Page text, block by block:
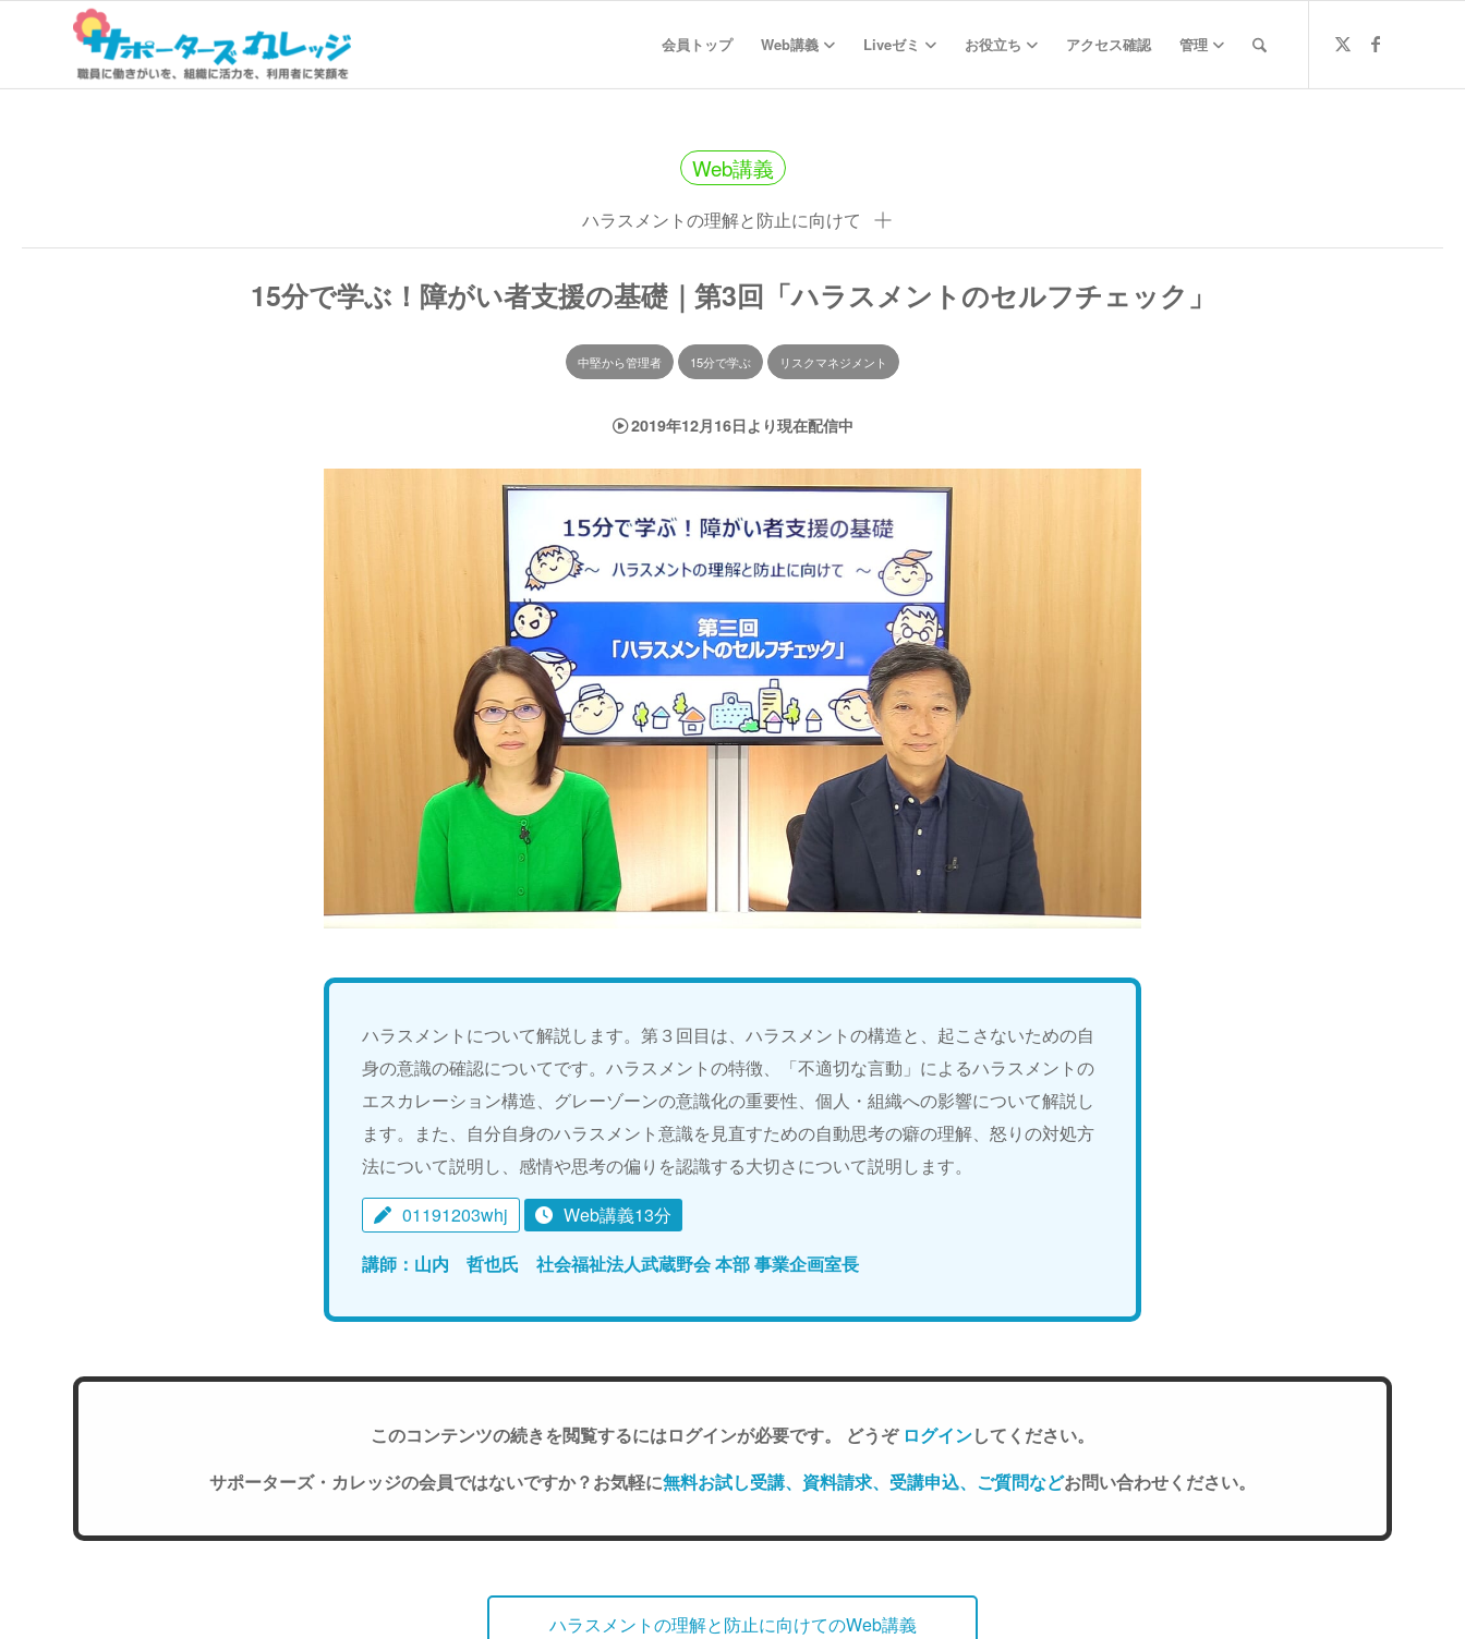
会員トップ Web講義 Liveゼミ お役立ち アクセス確認 管理
Web講義
ハラスメントの理解と防止に向けて
15分で学ぶ！障がい者支援の基礎｜第3回「ハラスメントのセルフチェック」
中堅から管理者 15分で学ぶ リスクマネジメント
2019年12月16日より現在配信中
ハラスメントについて解説します。第３回目は、ハラスメントの構造と、起こさないための自
身の意識の確認についてです。ハラスメントの特徴、「不適切な言動」によるハラスメントの
エスカレーション構造、グレーゾーンの意識化の重要性、個人・組織への影響について解説し
ます。また、自分自身のハラスメント意識を見直すための自動思考の癖の理解、怒りの対処方
法について説明し、感情や思考の偏りを認識する大切さについて説明します。
01191203whj
Web講義13分
講師：山内 哲也氏 社会福祉法人武蔵野会 本部 事業企画室長
このコンテンツの続きを閲覧するにはログインが必要です。 どうぞ ログインしてください。
サポーターズ・カレッジの会員ではないですか？お気軽に無料お試し受講、資料請求、受講申込、ご質問などお問い合わせください。
ハラスメントの理解と防止に向けてのWeb講義